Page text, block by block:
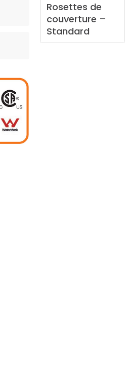
Rosettes de
couverture –
Standard